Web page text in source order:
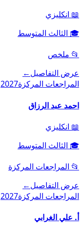
📖 انكليزي
🎓 الثالث المتوسط
📂 ملخص
عرض التفاصيل←
المراجعات المركزة2027
احمد عبد الرزاق
📖 انكليزي
🎓 الثالث المتوسط
📂 المراجعات المركزة
عرض التفاصيل←
المراجعات المركزة2027
أ. علي الغرابي